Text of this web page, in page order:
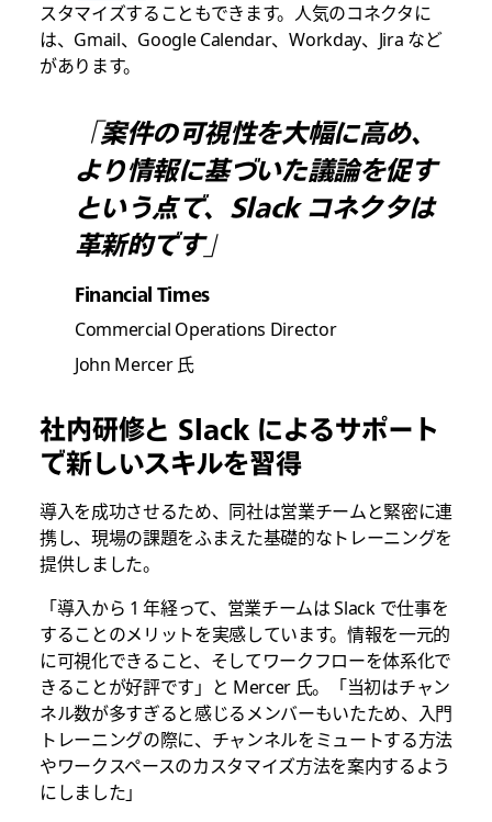
スタマイズすることもできます。人気のコネクタに
は、Gmail、Google Calendar、Workday、Jira など
があります。
「案件の可視性を大幅に高め、
より情報に基づいた議論を促す
という点で、Slack コネクタは
革新的です」
Financial Times
Commercial Operations Director
John Mercer 氏
社内研修と Slack によるサポート
で新しいスキルを習得
導入を成功させるため、同社は営業チームと緊密に連
携し、現場の課題をふまえた基礎的なトレーニングを
提供しました。
「導入から 1 年経って、営業チームは Slack で仕事を
することのメリットを実感しています。情報を一元的
に可視化できること、そしてワークフローを体系化で
きることが好評です」と Mercer 氏。「当初はチャン
ネル数が多すぎると感じるメンバーもいたため、入門
トレーニングの際に、チャンネルをミュートする方法
やワークスペースのカスタマイズ方法を案内するよう
にしました」